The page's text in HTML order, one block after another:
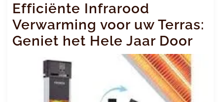
Efficiënte Infrarood
Verwarming voor uw Terras:
Geniet het Hele Jaar Door